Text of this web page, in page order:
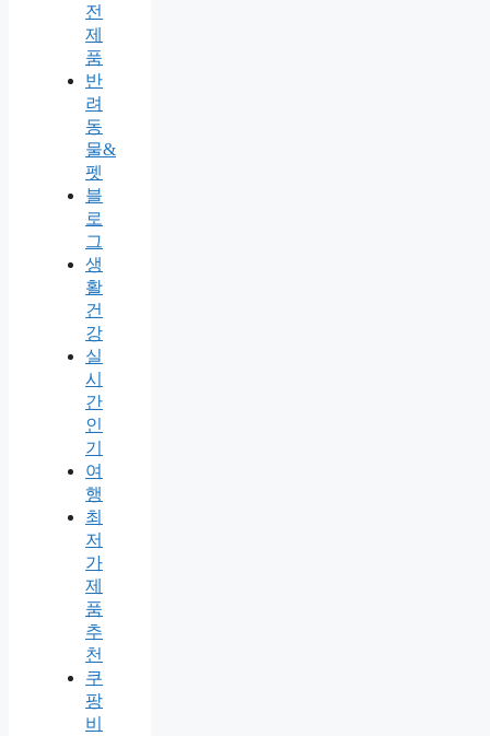
전
제
품
반
려
동
물&
펫
블
로
그
생
활
건
강
실
시
간
인
기
여
행
최
저
가
제
품
추
천
쿠
팡
비